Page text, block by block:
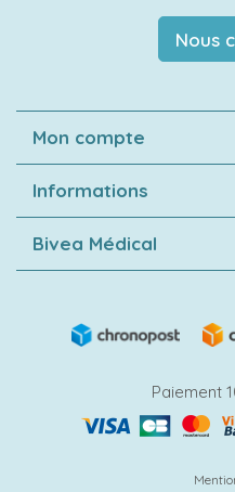
Nous
Mon compte
Informations
Bivea Médical
Paiement